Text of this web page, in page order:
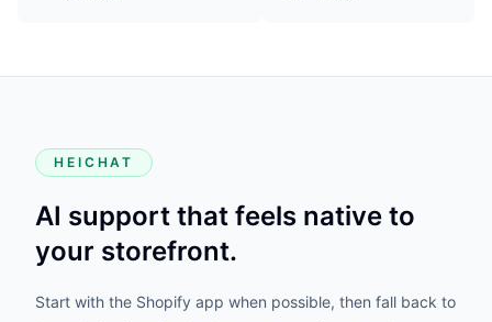
HEICHAT
AI support that feels native to
your storefront.
Start with the Shopify app when possible, then fall back to